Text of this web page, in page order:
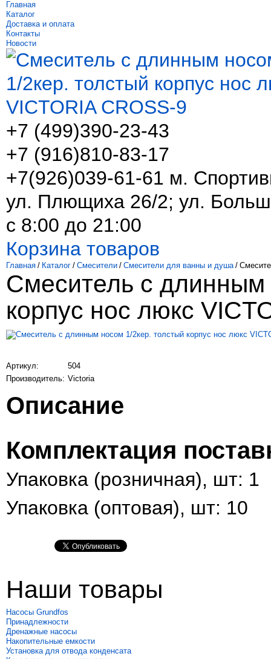
Главная
Каталог
Доставка и оплата
Контакты
Новости
+7 (499)390-23-43
+7 (916)810-83-17
+7(926)039-61-61 м.
ул. Плющиха 26/2; ул.
с 8:00 до 21:00
Корзина товаров
Главная / Каталог / Смесители / Смесители для ванны и душа /
Смеситель с длинным
корпус нос люкс
Артикул:
504
Производитель: Victoria
Описание
Комплектация
Упаковка (розничная), шт: 1
Упаковка (оптовая), шт: 10
Наши товары
Насосы Grundfos
Принадлежности
Дренажные насосы
Накопительные емкости
Установка для отвода конденсата